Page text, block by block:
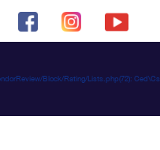
Block/Rating/Lists.php(72):